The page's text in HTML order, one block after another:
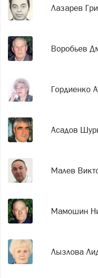
Лазарев
Воробьев
Гордиенко
Асадов
Малев
Мамошин
Лызлова